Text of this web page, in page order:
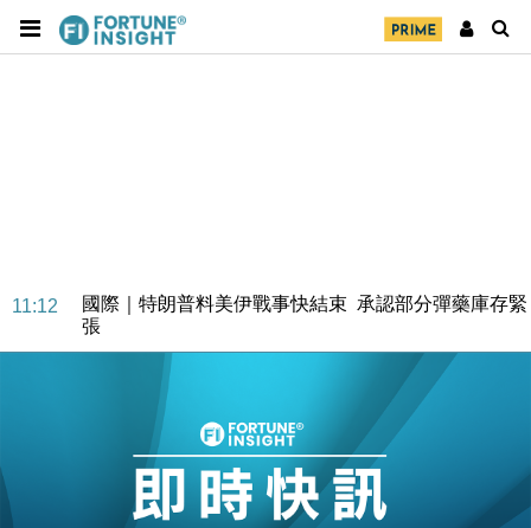
11:12
國際｜特朗普料美伊戰事快結束 承認部分彈藥庫存緊
張
財經｜SA售股自救後再出手 斥4億美元押注未上市公
財經｜精星香港夥菜鳥拓全球智慧倉儲市場 加快海外
地產｜大酒店中期轉賺2300萬元 斥21億翻新香港及
東京半島